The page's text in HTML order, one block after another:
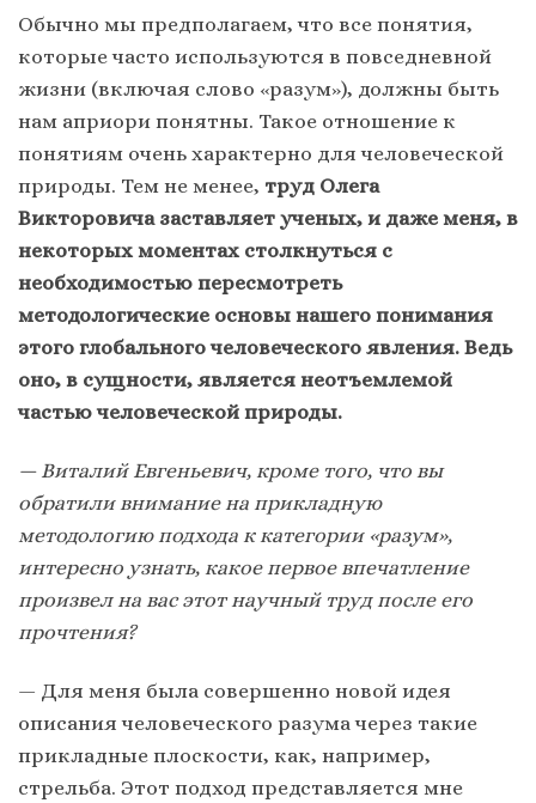
Обычно мы предполагаем, что все понятия,
которые часто используются в повседневной
жизни (включая слово «разум»), должны быть
нам априори понятны. Такое отношение к
понятиям очень характерно для человеческой
природы. Тем не менее, труд Олега
Викторовича заставляет ученых, и даже меня, в
некоторых моментах столкнуться с
необходимостью пересмотреть
методологические основы нашего понимания
этого глобального человеческого явления. Ведь
оно, в сущности, является неотъемлемой
частью человеческой природы.
— Виталий Евгеньевич, кроме того, что вы
обратили внимание на прикладную
методологию подхода к категории «разум»,
интересно узнать, какое первое впечатление
произвел на вас этот научный труд после его
прочтения?
— Для меня была совершенно новой идея
описания человеческого разума через такие
прикладные плоскости, как, например,
стрельба. Этот подход представляется мне